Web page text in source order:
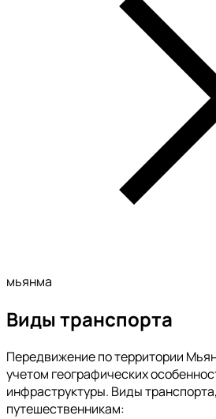
мьянма
Виды транспорта
Передвижение по территории
учетом географических
инфраструктуры. Виды
путешественникам: